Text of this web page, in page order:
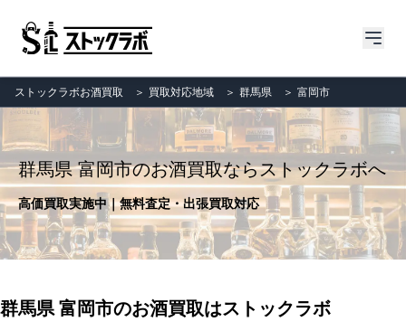
ストックラボお酒買取 ＞ 買取対応地域 ＞ 群馬県 ＞ 富岡市
群馬県 富岡市のお酒買取ならストックラボへ
高価買取実施中｜無料査定・出張買取対応
群馬県 富岡市のお酒買取はストックラボ